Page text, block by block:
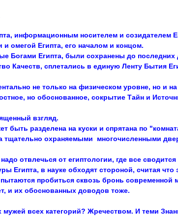
информационным носителем и созидателем
омегой Египта, его началом и концом.
Богами Египта, были сохранены до последних
Качеств, сплетались в единую Ленту Бытия
не только на физическом уровне, но и на
но обоснованное, сокрытие Тайн и
взгляд.
быть разделена на куски и спрятана по
тщательно охраняемыми многочисленными
отвлечься от египтологии, где все
Египта, в науке обходят стороной, считая
пробиться сквозь бронь современной
и их обоснованных доводов тоже.
мужей всех категорий? Жречеством. И теми